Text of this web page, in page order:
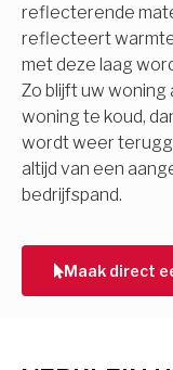
reflecterende
reflecteert
met deze laag
Zo blijft uw woning
woning te koud,
wordt weer
altijd van een
bedrijfspand.
Maak direct